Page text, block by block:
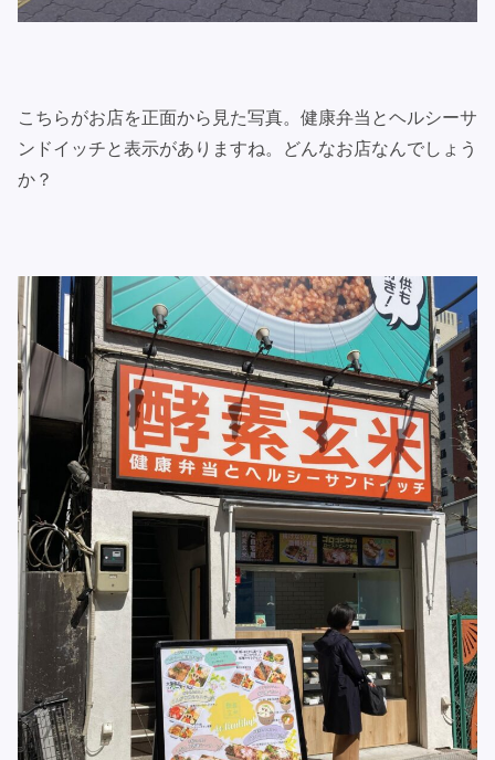
こちらがお店を正面から見た写真。健康弁当とヘルシーサ
ンドイッチと表示がありますね。どんなお店なんでしょう
か？